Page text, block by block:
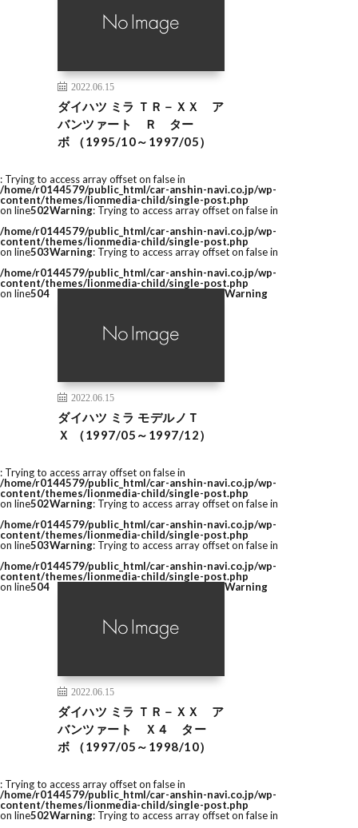
2022.06.15
ダイハツ ミラ ＴＲ－ＸＸ ア
バンツァート Ｒ ター
ボ （1995/10～1997/05）
: Trying to access array offset on false in
/home/r0144579/public_html/car-anshin-navi.co.jp/wp-
content/themes/lionmedia-child/single-post.php
on line502Warning: Trying to access array offset on false in
/home/r0144579/public_html/car-anshin-navi.co.jp/wp-
content/themes/lionmedia-child/single-post.php
on line503Warning: Trying to access array offset on false in
/home/r0144579/public_html/car-anshin-navi.co.jp/wp-
content/themes/lionmedia-child/single-post.php
on line504
2022.06.15
ダイハツ ミラ モデルノＴ
Ｘ （1997/05～1997/12）
Warning
: Trying to access array offset on false in
/home/r0144579/public_html/car-anshin-navi.co.jp/wp-
content/themes/lionmedia-child/single-post.php
on line502Warning: Trying to access array offset on false in
/home/r0144579/public_html/car-anshin-navi.co.jp/wp-
content/themes/lionmedia-child/single-post.php
on line503Warning: Trying to access array offset on false in
/home/r0144579/public_html/car-anshin-navi.co.jp/wp-
content/themes/lionmedia-child/single-post.php
on line504
2022.06.15
ダイハツ ミラ ＴＲ－ＸＸ ア
バンツァート Ｘ４ ター
ボ （1997/05～1998/10）
Warning
: Trying to access array offset on false in
/home/r0144579/public_html/car-anshin-navi.co.jp/wp-
content/themes/lionmedia-child/single-post.php
on line502Warning: Trying to access array offset on false in